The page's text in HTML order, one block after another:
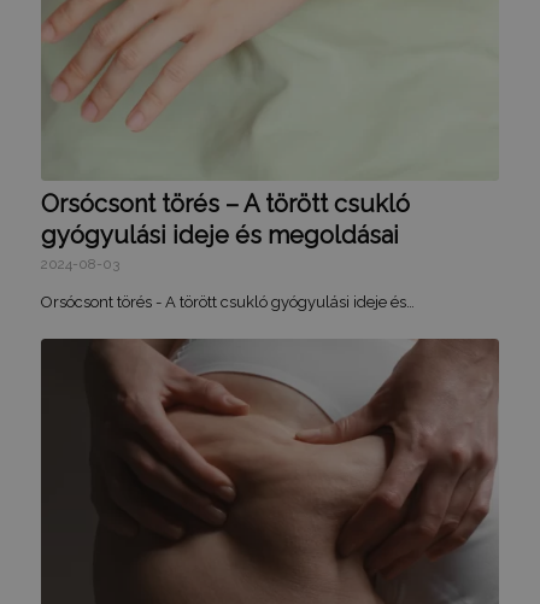
Orsócsont törés – A törött csukló
gyógyulási ideje és megoldásai
2024-08-03
Orsócsont törés - A törött csukló gyógyulási ideje és…